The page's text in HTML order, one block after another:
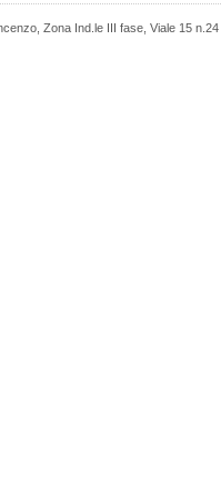
Zona Ind.le III fase, Viale 15